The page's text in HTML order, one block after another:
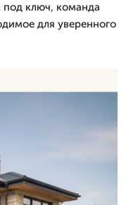
под ключ, команда
для уверенного